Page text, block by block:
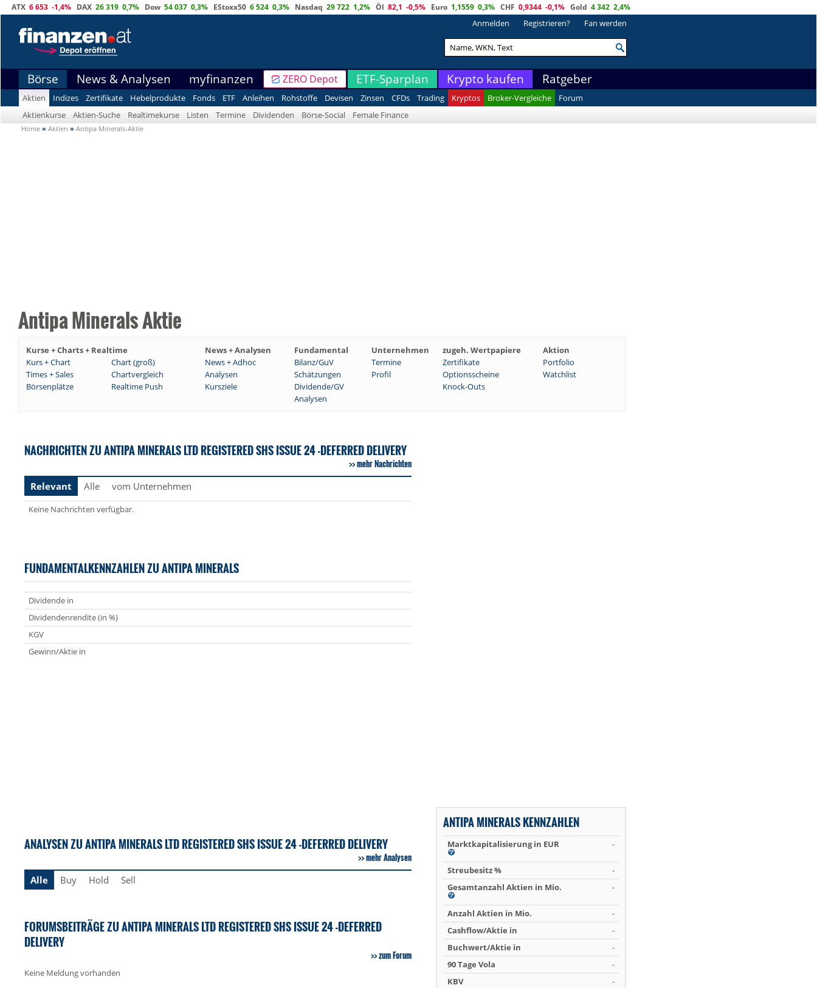
ATX 6 653 -1,4% DAX 26 319 0,7% Dow 54 037 0,3% EStoxx50 6 524 0,3% Nasdaq 29 722 1,2% Öl 82,1 -0,5% Euro 1,1559 0,3% CHF 0,9344 -0,1% Gold 4 342 2,4%
Anmelden Registrieren? Fan werden
Börse News & Analysen myfinanzen ZERO Depot ETF-Sparplan Krypto kaufen Ratgeber
Aktien Indizes Zertifikate Hebelprodukte Fonds ETF Anleihen Rohstoffe Devisen Zinsen CFDs Trading Kryptos Broker-Vergleiche
Forum
Aktienkurse
Aktien-Suche Realtimekurse Listen Termine Dividenden Börse-Social Female Finance
Home » Aktien » Antipa Minerals-Aktie
Antipa Minerals Aktie
Kurse + Charts + Realtime News + Analysen Fundamental Unternehmen zugeh. Wertpapiere
Aktion
Kurs + Chart
Chart (groß) News + Adhoc Bilanz/GuV Termine Zertifikate
Portfolio
Times + Sales
Chartvergleich Analysen Schätzungen Profil Optionsscheine
Watchlist
Börsenplätze
Realtime Push Kursziele Dividende/GV
Knock-Outs
Analysen
NACHRICHTEN ZU ANTIPA MINERALS LTD REGISTERED SHS ISSUE 24 -DEFERRED DELIVERY
mehr Nachrichten
Relevant
Alle vom Unternehmen
Keine Nachrichten verfügbar.
FUNDAMENTALKENNZAHLEN ZU ANTIPA MINERALS
Dividende in
Dividendenrendite (in %)
KGV
Gewinn/Aktie in
ANALYSEN ZU ANTIPA MINERALS LTD REGISTERED SHS ISSUE 24 -DEFERRED DELIVERY
mehr Analysen
Alle
Buy Hold Sell
FORUMSBEITRÄGE ZU ANTIPA MINERALS LTD REGISTERED SHS ISSUE 24 -DEFERRED
DELIVERY
zum Forum
Keine Meldung vorhanden
ANTIPA MINERALS KENNZAHLEN
Marktkapitalisierung in EUR -
Streubesitz %
-
Gesamtanzahl Aktien in Mio.
-
Anzahl Aktien in Mio.
-
Cashflow/Aktie in
-
Buchwert/Aktie in
-
90 Tage Vola
-
KBV
-